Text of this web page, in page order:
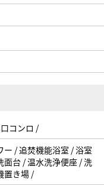
コンロ /
ー / 追焚機能浴室 / 浴室
面台 / 温水洗浄便座 / 洗
置き場 /